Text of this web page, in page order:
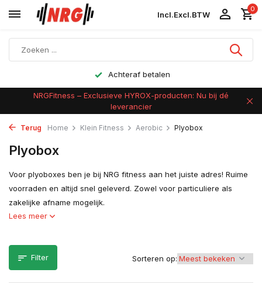
Incl.Excl.BTW
0
Achteraf betalen
NRGFitness – Exclusieve HYROX-producten: Nu bij dé
leverancier
Terug Home Klein Fitness Aerobic Plyobox
Plyobox
Voor plyoboxes ben je bij NRG fitness aan het juiste adres! Ruime
voorraden en altijd snel geleverd. Zowel voor particuliere als
zakelijke afname mogelijk.
Lees meer
Filter Sorteren op: